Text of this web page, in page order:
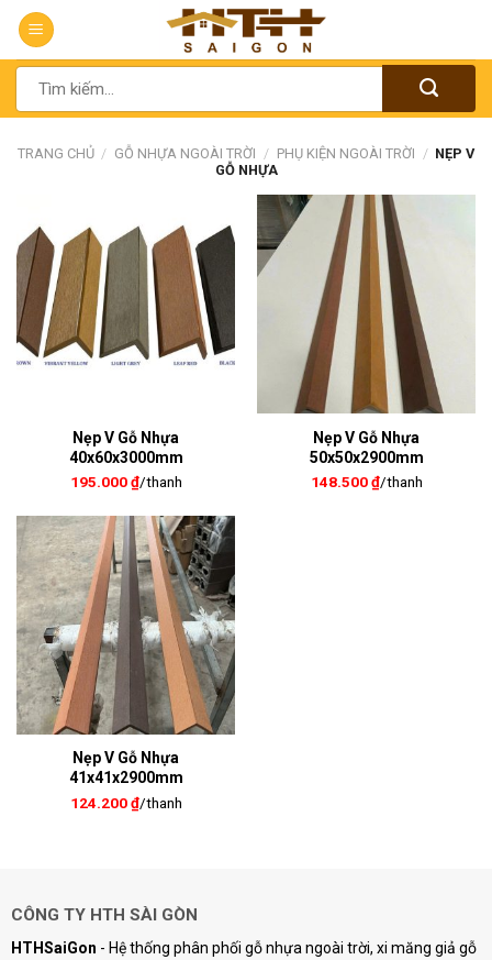
Chuyển
đến
nộiTìm
kiếm:
TRANG CHỦ / GỖ NHỰA NGOÀI TRỜI / PHỤ KIỆN NGOÀI TRỜI / NẸP V
GỖ NHỰA
Nẹp V Gỗ Nhựa
40x60x3000mm
195.000₫/thanh
Nẹp V Gỗ Nhựa
50x50x2900mm
148.500₫/thanh
Nẹp V Gỗ Nhựa
41x41x2900mm
124.200₫/thanh
CÔNG TY HTH SÀI GÒN
HTHSaiGon - Hệ thống phân phối gỗ nhựa ngoài trời, xi măng giả gỗ